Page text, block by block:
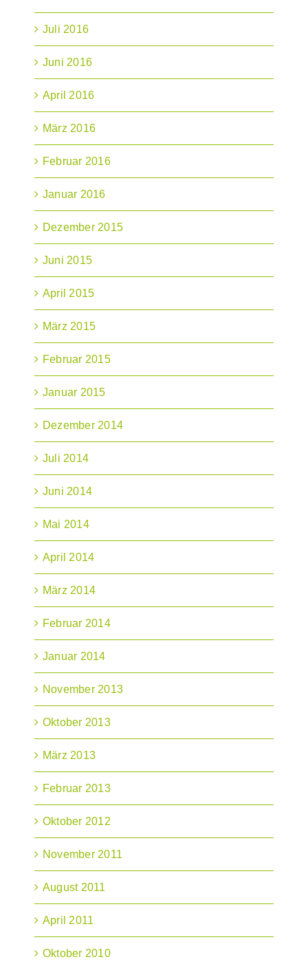
Juli 2016
Juni 2016
April 2016
März 2016
Februar 2016
Januar 2016
Dezember 2015
Juni 2015
April 2015
März 2015
Februar 2015
Januar 2015
Dezember 2014
Juli 2014
Juni 2014
Mai 2014
April 2014
März 2014
Februar 2014
Januar 2014
November 2013
Oktober 2013
März 2013
Februar 2013
Oktober 2012
November 2011
August 2011
April 2011
Oktober 2010